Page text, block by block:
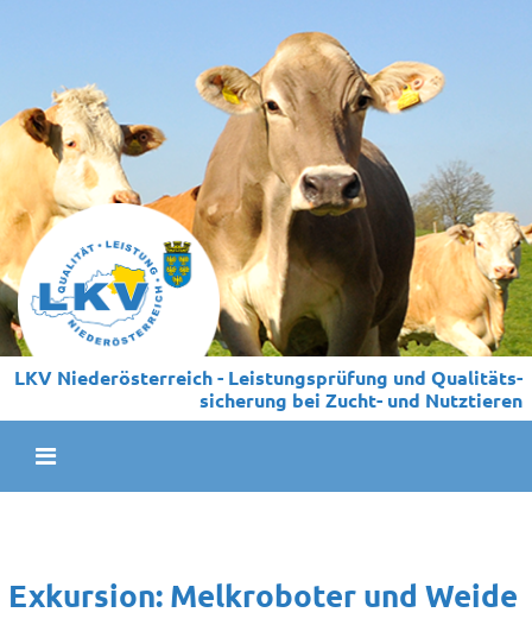
LKV Niederösterreich - Leistungs­prüfung und Qualitäts­
sicherung bei Zucht- und Nutztieren
Exkursion: Melkroboter und Weide